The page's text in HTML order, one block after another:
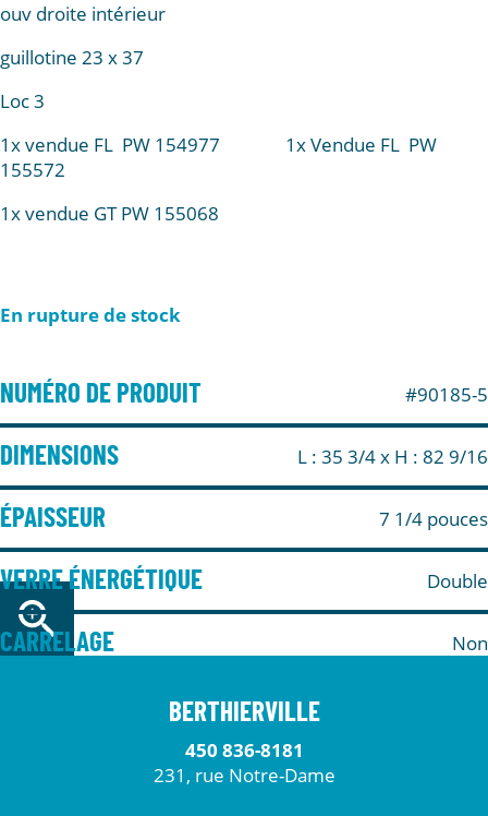
ouv droite intérieur
guillotine 23 x 37
Loc 3
1x vendue FL PW 154977 1x Vendue FL PW
155572
1x vendue GT PW 155068
En rupture de stock
NUMÉRO DE PRODUIT #90185-5
DIMENSIONS L : 35 3/4x H : 82 9/16
ÉPAISSEUR 7 1/4 pouces
VERRE ÉNERGÉTIQUE Double
CARRELAGE Non
BERTHIERVILLE
450 836-8181
231, rue Notre-Dame